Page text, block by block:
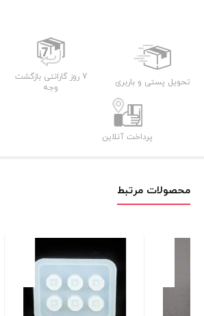
تحویل پستی و باربری
7 روز گارانتی بازگشت
وجه
پرداخت آنلاین
محصولات مرتبط